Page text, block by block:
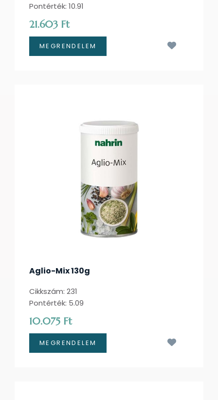
Pontérték: 10.91
21.603 Ft
Aglio-Mix 130g
Cikkszám: 231
Pontérték: 5.09
10.075 Ft